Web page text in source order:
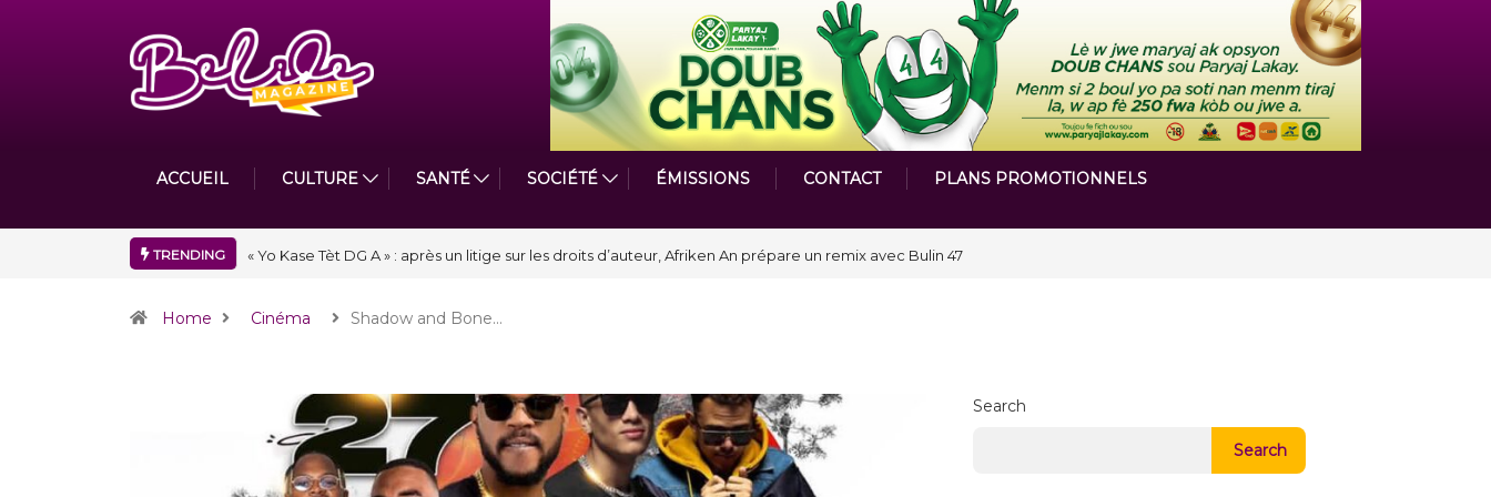
ACCUEIL CULTURE SANTÉ SOCIÉTÉ ÉMISSIONS CONTACT PLANS PROMOTIONNELS
TRENDING « Floraison » : la Division D de Toastmasters International en Haïti clôture une année et ouvre un nouveau chapitre de son histoire
Home Cinéma Shadow and Bone…
Search
Search